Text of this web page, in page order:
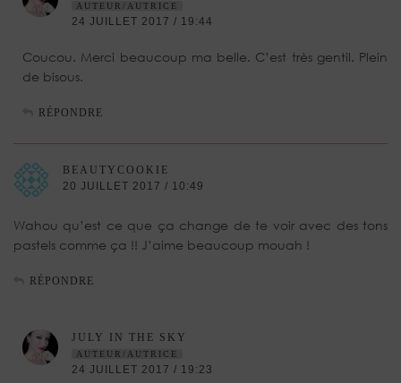
AUTEUR/AUTRICE
24 JUILLET 2017 / 19:44
Coucou. Merci beaucoup ma belle. C’est très gentil. Plein
de bisous.
RÉPONDRE
BEAUTYCOOKIE
20 JUILLET 2017 / 10:49
Wahou qu’est ce que ça change de te voir avec des tons
pastels comme ça !! J’aime beaucoup mouah !
RÉPONDRE
JULY IN THE SKY
AUTEUR/AUTRICE
24 JUILLET 2017 / 19:23